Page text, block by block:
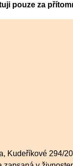
pouze za
Kudeříkové 294/